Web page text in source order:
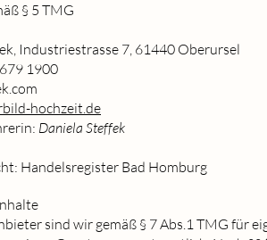
§ 5 TMG
Industriestrasse 7, 61440 Oberursel
1900
hochzeit.de
Daniela Steffek
Handelsregister Bad Homburg
sind wir gemäß § 7 Abs.1 TMG für